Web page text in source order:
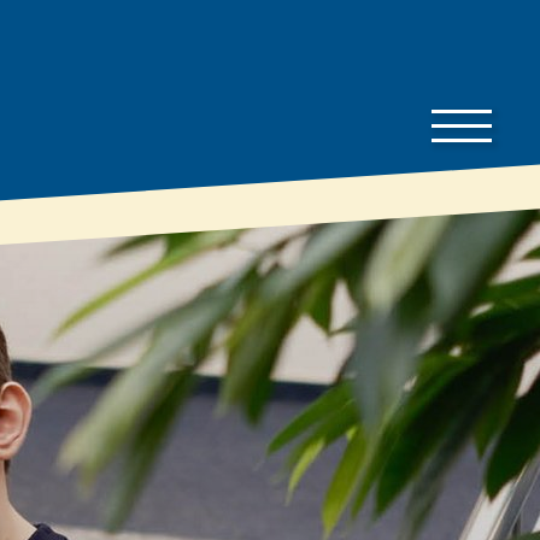
Bauherren-
Wissen
Bauherren
Dämmratgeber
Eigenschaften &
Vorteile
Downloads
Preisliste
Gut zu wissen
Prospekte
Technische
Datenblätter